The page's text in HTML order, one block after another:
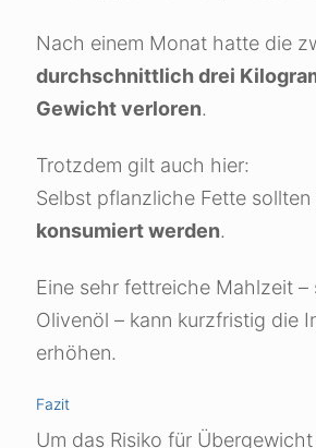
Nach einem Monat hatte die
durchschnittlich drei
Gewicht verloren.
Trotzdem gilt auch hier:
Selbst pflanzliche Fette sollten
konsumiert werden.
Eine sehr fettreiche Mahlzeit –
Olivenöl – kann kurzfristig die
erhöhen.
Fazit
Um das Risiko für